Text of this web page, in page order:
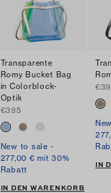
Transparente
Romy Bucket Bag
in Colorblock-
Optik
€395
New to sale -
277,00 € mit 30%
Rabatt
IN DEN WARENKORB
IN